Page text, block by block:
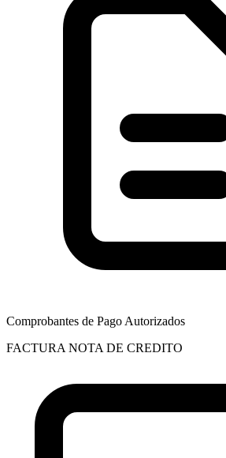
Comprobantes de Pago Autorizados
FACTURA NOTA DE CREDITO